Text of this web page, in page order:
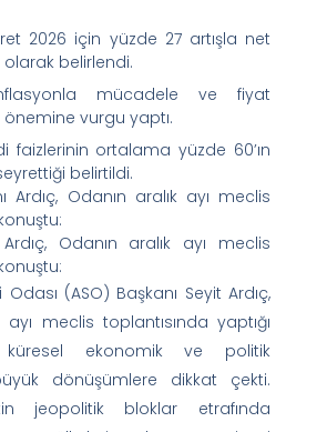
2026 için yüzde 27 artışla net
olarak belirlendi.
mücadele ve fiyat
önemine vurgu yaptı.
faizlerinin ortalama yüzde 60’ın
belirtildi.
Odanın aralık ayı meclis
(ASO) Başkanı Seyit Ardıç,
ayı meclis toplantısında yaptığı
küresel ekonomik ve politik
dönüşümlere dikkat çekti.
jeopolitik bloklar etrafında